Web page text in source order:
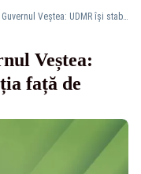
Zi decisivă pentru Guvernul Veștea: UDMR își stabilește poziția față de viitorul Executiv
Veștea:
față de